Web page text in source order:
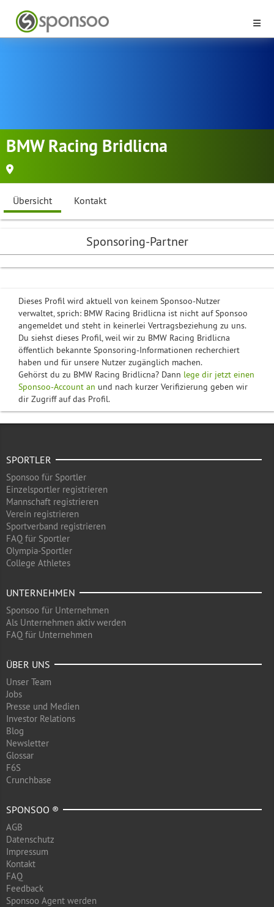
BMW Racing Bridlicna
Übersicht Kontakt
Dieses Profil wird aktuell von keinem Sponsoo-Nutzer
verwaltet, sprich: BMW Racing Bridlicna ist nicht auf Sponsoo
angemeldet und steht in keinerlei Vertragsbeziehung zu uns.
Du siehst dieses Profil, weil wir zu BMW Racing Bridlicna
öffentlich bekannte Sponsoring-Informationen recherchiert
haben und für unsere Nutzer zugänglich machen.
Gehörst du zu BMW Racing Bridlicna? Dann lege dir jetzt einen
Sponsoo-Account an und nach kurzer Verifizierung geben wir
dir Zugriff auf das Profil.
Sponsoring-Partner
SPORTLER
Sponsoo für Sportler
Einzelsportler registrieren
Mannschaft registrieren
Verein registrieren
Sportverband registrieren
FAQ für Sportler
Olympia-Sportler
College Athletes
UNTERNEHMEN
Sponsoo für Unternehmen
Als Unternehmen aktiv werden
FAQ für Unternehmen
ÜBER UNS
Unser Team
Jobs
Presse und Medien
Investor Relations
Blog
Newsletter
Glossar
F6S
Crunchbase
SPONSOO ®
AGB
Datenschutz
Impressum
Kontakt
FAQ
Feedback
Sponsoo Agent werden